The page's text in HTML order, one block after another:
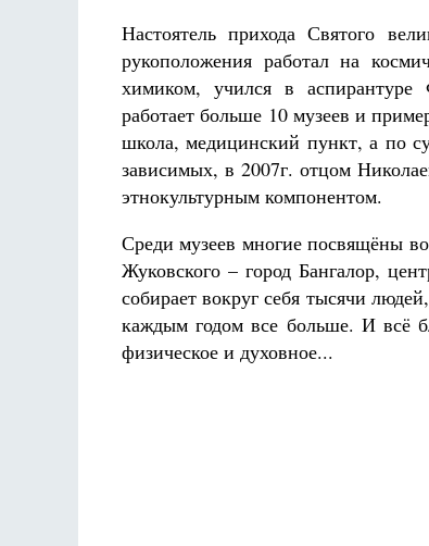
Настоятель прихода Святого
рукоположения работал на
химиком, учился в аспирантуре
работает больше 10 музеев и
школа, медицинский пункт, а по
зависимых, в 2007г. отцом
этнокультурным компонентом.
Среди музеев многие посвящёны
Жуковского – город Бангалор,
собирает вокруг себя тысячи
каждым годом все больше. И всё
физическое и духовное...